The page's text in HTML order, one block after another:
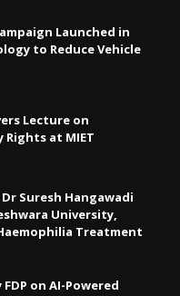
Launched in
to Reduce Vehicle
Lecture on
at MIET
Suresh Hangawadi
University,
Treatment
FDP on AI-Powered